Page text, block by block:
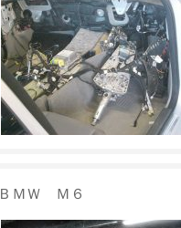
ＢＭＷ Ｍ６